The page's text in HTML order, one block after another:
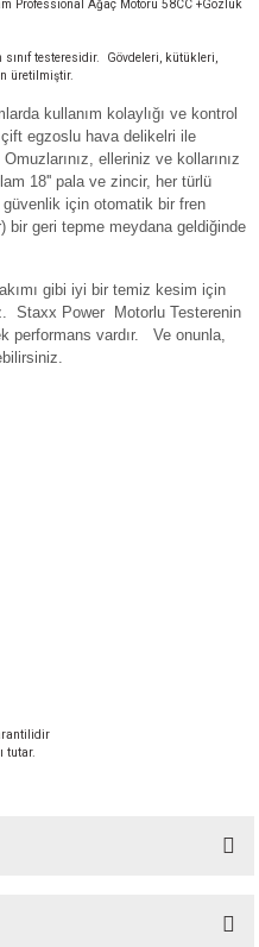
Professional Ağaç Motoru 58CC +Gözlük
testeresidir. Gövdeleri, kütükleri,
üretilmiştir.
kullanım kolaylığı ve kontrol
çift egzoslu hava delikelri ile
elleriniz ve kollarınız
18'' pala ve zincir, her türlü
için otomatik bir fren
bir geri tepme meydana geldiğinde
gibi iyi bir temiz kesim için
Staxx Power
Motorlu Testerenin
performans vardır. Ve onunla,
tutar.